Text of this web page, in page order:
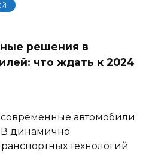
решения в
что ждать к 2024
автомобили
динамично
технологий